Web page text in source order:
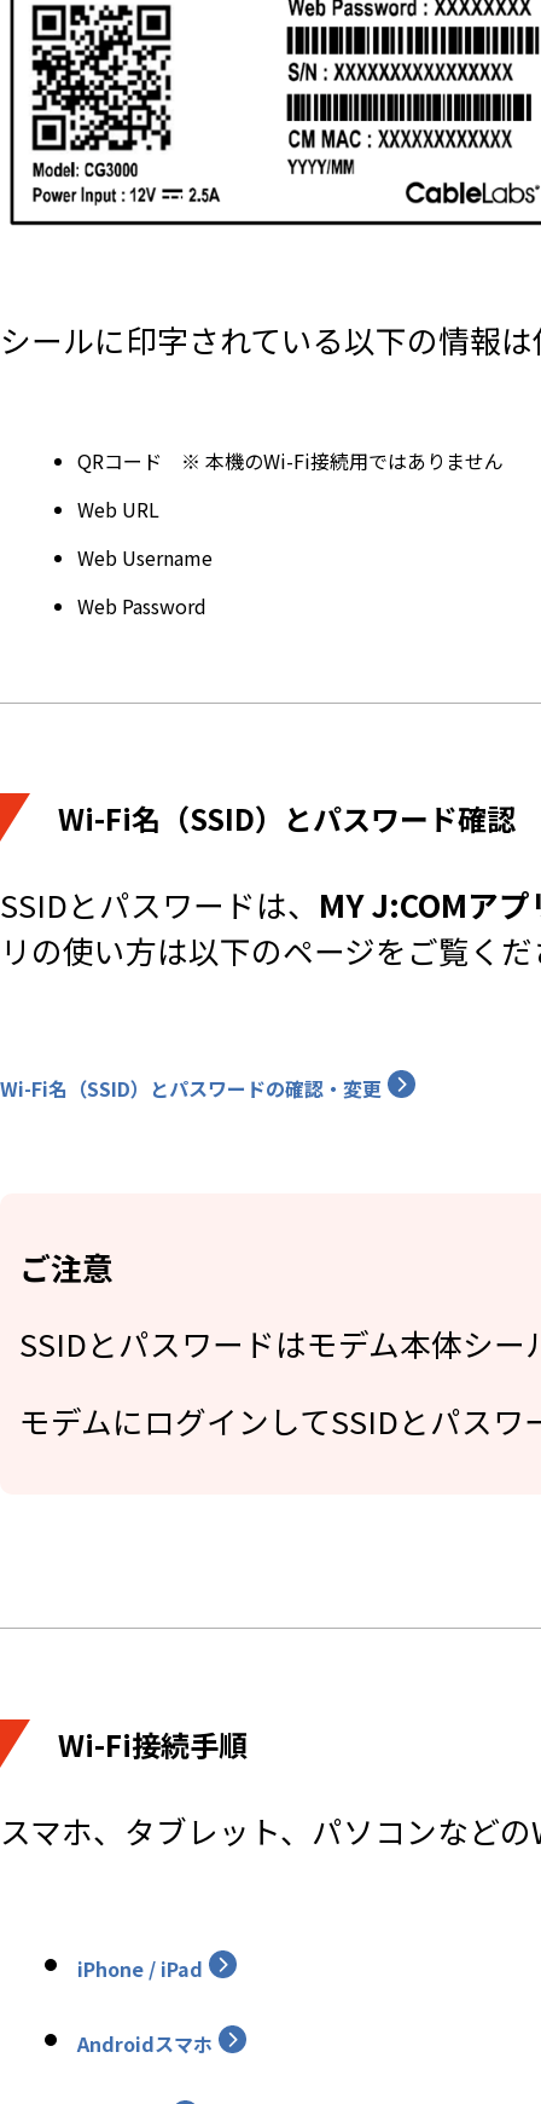
シールに印字されている以下の情報
QRコード ※ 本機のWi-Fi接続用ではありません
Web URL
Web Username
Web Password
Wi-Fi名（SSID）とパスワード確認
SSIDとパスワードは、 MY J:COMアプ
リの使い方は以下のページをご覧く
Wi-Fi名（SSID）とパスワードの確認・変更
ご注意
SSIDとパスワードはモデム本体シ
モデムにログインしてSSIDとパス
Wi-Fi接続手順
スマホ、タブレット、パソコンなど
iPhone / iPad
Androidスマホ